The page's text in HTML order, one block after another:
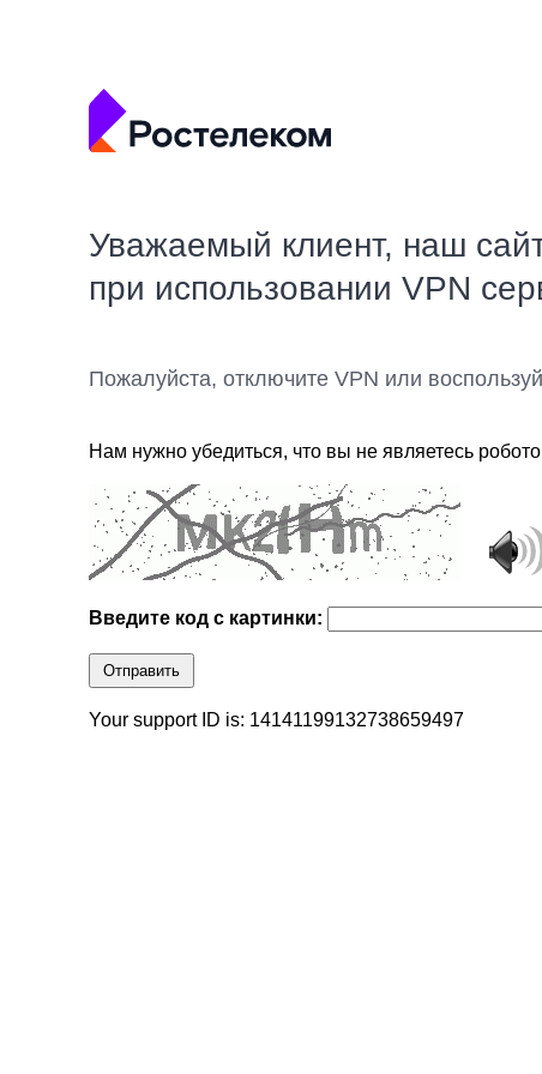
Уважаемый клиент, наш
при использовании VPN
Пожалуйста, отключите VPN или
Нам нужно убедиться, что вы не являетесь
Введите код с картинки:
Отправить
Your support ID is: 14141199132738659497